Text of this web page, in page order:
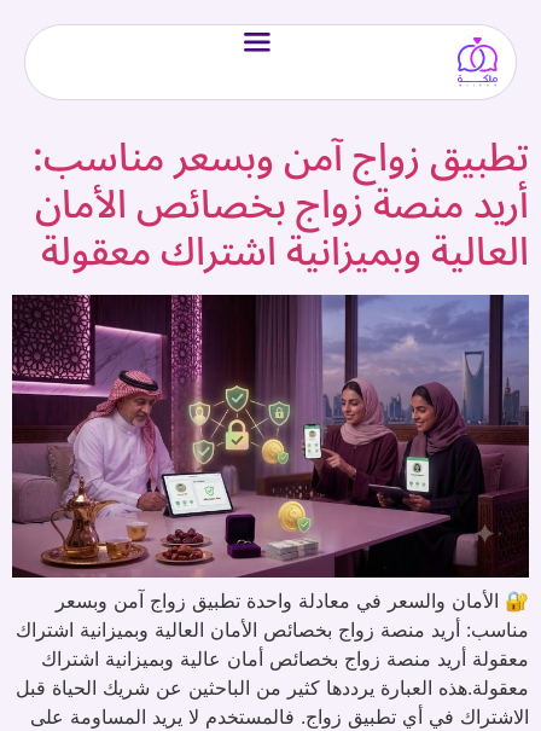
تطبيق زواج آمن وبسعر مناسب:
أريد منصة زواج بخصائص الأمان
العالية وبميزانية اشتراك معقولة
🔐 الأمان والسعر في معادلة واحدة تطبيق زواج آمن وبسعر
مناسب: أريد منصة زواج بخصائص الأمان العالية وبميزانية اشتراك
معقولة أريد منصة زواج بخصائص أمان عالية وبميزانية اشتراك
معقولة.هذه العبارة يرددها كثير من الباحثين عن شريك الحياة قبل
الاشتراك في أي تطبيق زواج. فالمستخدم لا يريد المساومة على